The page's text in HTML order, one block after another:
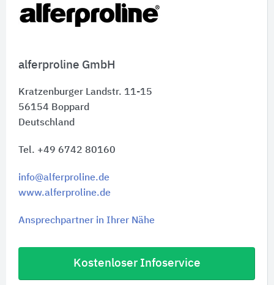
alferproline GmbH
Kratzenburger Landstr. 11-15
56154 Boppard
Deutschland
Tel. +49 6742 80160
info@alferproline.de
www.alferproline.de
Ansprechpartner in Ihrer Nähe
Kostenloser Infoservice